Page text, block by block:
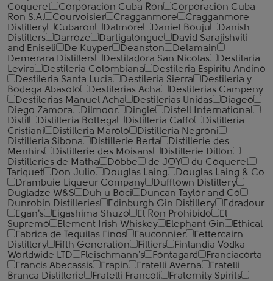
Coquerel
Corporacion Cuba Ron
Corporacion Cuba
Ron S.A.
Courvoisier Cragganmore
Cragganmore
Distillery
Cubaron Dalmore Daniel Bouju
Danish
Distillers
Darroze Dartigalongue
David Sarajishvili
and Eniseli
De Kuyper Deanston
Delamain
Demerara Distillers
Destiladora San Nicolas
Destilaria
Levira
Destileria Colombiana
Destileria Espiritu Andino
Destileria Santa Lucia
Destileria Sierra
Destileria y
Bodega Abasolo
Destilerias Acha
Destilerias Campeny
Destilerias Manuel Acha
Destilerias Unidas
Diageo
Diego Zamora
Dilmoor Dingle
Distell International
Distil
Distilleria Bottega Distilleria Caffo
Distilleria
Cristiani
Distilleria Marolo
Distilleria Negroni
Distilleria Sibona
Distillerie Berta
Distillerie des
Menhirs
Distillerie des Moisans
Distillerie Dillon
Distilleries de Matha
Dobbe de JOY
du Coquerel
Tariquet
Don Julio Douglas Laing
Douglas Laing & Co
Drambuie Liqueur Company
Dufftown Distillery
Dugladze W&S
Duh u Boci
Duncan Taylor and Co
Dunrobin Distilleries
Edinburgh Gin Distillery
Edradour
Egan's
Eigashima Shuzo El Ron Prohibido
El
Supremo
Element Irish Whiskey Elephant Gin
Ethical
Fabrica de Tequilas Finos
Fauconnier
Fettercairn
Distillery
Fifth Generation Filliers
Finlandia Vodka
Worldwide LTD
Fleischmann's Fontagard
Franciacorta
Francis Abecassis
Frapin Fratelli Averna
Fratelli
Branca Distillerie
Fratelli ‎Francoli
Fraternity Spirits